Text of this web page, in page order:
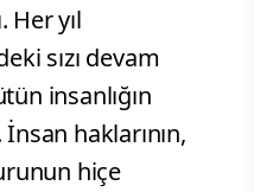
Her yıl
sızı devam
insanlığın
haklarının,
hiçe